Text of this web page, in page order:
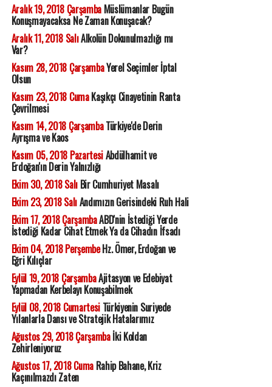
Aralık 19, 2018 ÇarşambaMüslümanlar Bugün
Konuşmayacaksa Ne Zaman Konuşacak?
Aralık 11, 2018 SalıAlkolün Dokunulmazlığı mı
Var?
Kasım 28, 2018 ÇarşambaYerel Seçimler İptal
Olsun
Kasım 23, 2018 CumaKaşıkçı Cinayetinin Ranta
Çevrilmesi
Kasım 14, 2018 ÇarşambaTürkiye'de Derin
Ayrışma ve Kaos
Kasım 05, 2018 PazartesiAbdülhamit ve
Erdoğan'ın Derin Yalnızlığı
Ekim 30, 2018 SalıBir Cumhuriyet Masalı
Ekim 23, 2018 SalıAndımızın Gerisindeki Ruh Hali
Ekim 17, 2018 ÇarşambaABD'nin İstediği Yerde
İstediği Kadar Cihat Etmek Ya da Cihadın İfsadı
Ekim 04, 2018 PerşembeHz. Ömer, Erdoğan ve
Eğri Kılıçlar
Eylül 19, 2018 ÇarşambaAjitasyon ve Edebiyat
Yapmadan Kerbelayı Konuşabilmek
Eylül 08, 2018 CumartesiTürkiyenin Suriyede
Yılanlarla Dansı ve Stratejik Hatalarımız
Ağustos 29, 2018 Çarşambaİki Koldan
Zehirleniyoruz
Ağustos 17, 2018 CumaRahip Bahane, Kriz
Kaçınılmazdı Zaten